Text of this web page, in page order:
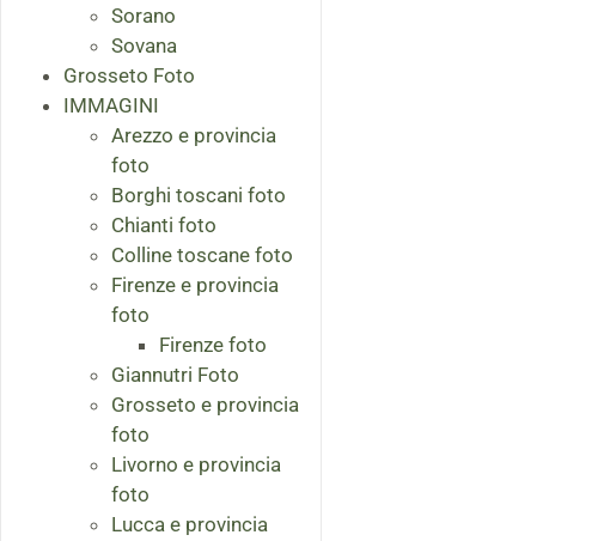
Sorano
Sovana
Grosseto Foto
IMMAGINI
Arezzo e provincia
foto
Borghi toscani foto
Chianti foto
Colline toscane foto
Firenze e provincia
foto
Firenze foto
Giannutri Foto
Grosseto e provincia
foto
Livorno e provincia
foto
Lucca e provincia